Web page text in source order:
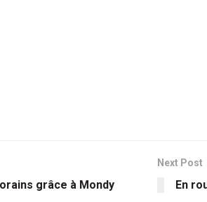
grâce à Mondy
Next Post
En